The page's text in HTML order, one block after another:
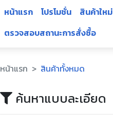
หน้าแรก โปรโมชั่น สินค้าใหม่
ตรวจสอบสถานะการสั่งซื้อ
หน้าแรก สินค้าทั้งหมด
ค้นหาแบบละเอียด